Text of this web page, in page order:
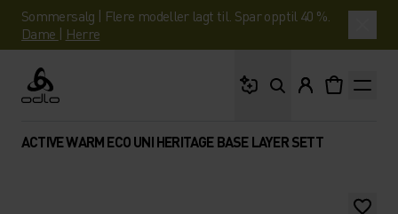
Sommersalg | Flere modeller lagt til. Spar opptil 40 %.
Dame | Herre
Odlo
ACTIVE WARM ECO UNI HERITAGE BASE LAYER SETT